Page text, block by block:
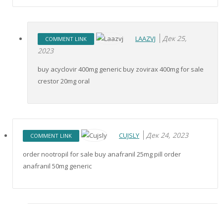
COMMENT LINK LAAZVJ
Дек 25,
2023
buy acyclovir 400mg generic buy zovirax 400mg for sale
crestor 20mg oral
COMMENT LINK CUJSLY Дек 24, 2023
order nootropil for sale buy anafranil 25mg pill order
anafranil 50mg generic